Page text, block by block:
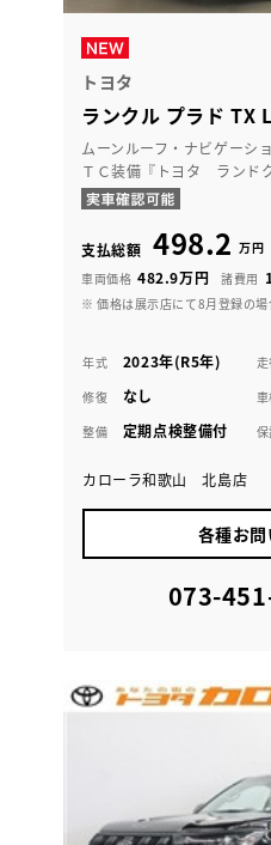
トヨタ
ランクル プラド TX
ムーンルーフ・ナビゲーシ
ＴＣ装備『トヨタ ランド
支払総額 498.2 万円
車両価格 482.9万円 諸費用
※ 価格は展示店にて8月登録の場
年式 2023年(R5年)
修復 なし
整備 定期点検整備付
カローラ和歌山 北島店
各種お
073-